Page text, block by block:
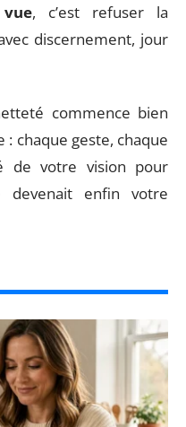
vue, c’est refuser la
discernement, jour
commence bien
: chaque geste, chaque
de votre vision pour
devenait enfin votre